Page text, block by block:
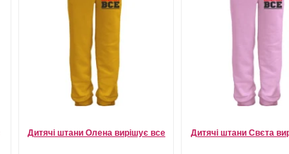
Дитячі штани Олена вирішує все Дитячі штани Свєта